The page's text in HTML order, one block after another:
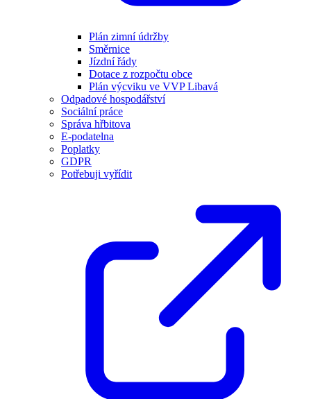
Plán zimní údržby
Směrnice
Jízdní řády
Dotace z rozpočtu obce
Plán výcviku ve VVP Libavá
Odpadové hospodářství
Sociální práce
Správa hřbitova
E-podatelna
Poplatky
GDPR
Potřebuji vyřídit